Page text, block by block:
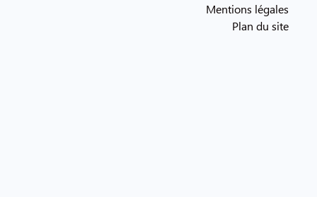
Mentions légales
Plan du site